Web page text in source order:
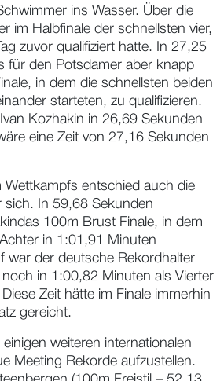
ins Wasser. Über die
im Halbfinale der schnellsten vier,
zuvor qualifiziert hatte. In 27,25
für den Potsdamer aber knapp
in dem die schnellsten beiden
starteten, zu qualifizieren.
Kozhakin in 26,69 Sekunden
eine Zeit von 27,16 Sekunden
Wettkampfs entschied auch die
sich. In 59,68 Sekunden
100m Brust Finale, in dem
in 1:01,91 Minuten
war der deutsche Rekordhalter
in 1:00,82 Minuten als Vierter
Zeit hätte im Finale immerhin
gereicht.
weiteren internationalen
Meeting Rekorde aufzustellen.